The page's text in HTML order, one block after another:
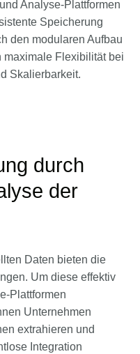
Analyse-Plattformen
Speicherung
den modularen Aufbau
Flexibilität bei
Skalierbarkeit.
durch
der
Daten bieten die
Um diese effektiv
Plattformen
Unternehmen
extrahieren und
Integration